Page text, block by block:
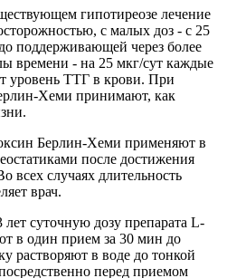
гипотиреозе лечение
с малых доз - с 25
поддерживающей через более
времени - на 25 мкг/сут каждые
уровень ТТГ в крови. При
Хеми принимают, как
Берлин-Хеми применяют в
после достижения
всех случаях длительность
врач.
суточную дозу препарата L-
в один прием за 30 мин до
растворяют в воде до тонкой
перед приемом